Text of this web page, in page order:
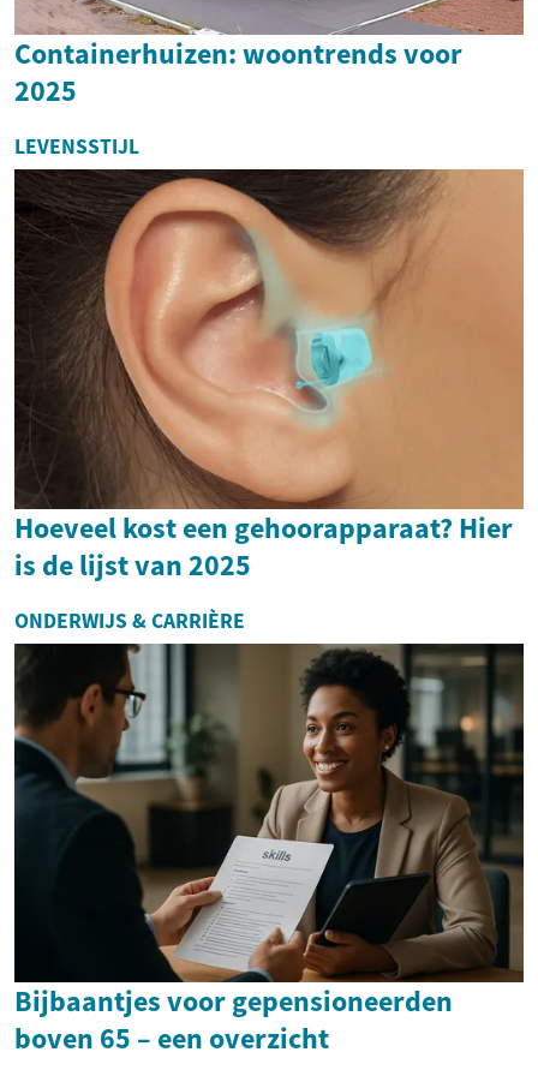
Containerhuizen: woontrends voor
2025
LEVENSSTIJL
Hoeveel kost een gehoorapparaat? Hier
is de lijst van 2025
ONDERWIJS & CARRIÈRE
Bijbaantjes voor gepensioneerden
boven 65 – een overzicht